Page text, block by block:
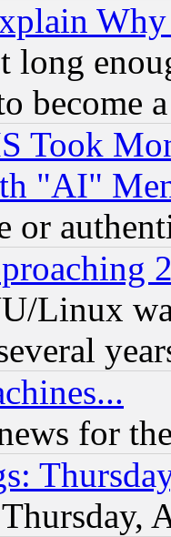
become
Took
"AI"
or
Linux
for